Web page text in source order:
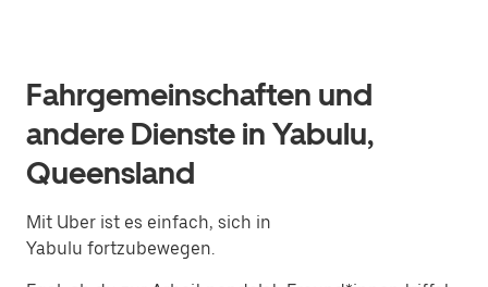
Fahrgemeinschaften und
andere Dienste in Yabulu,
Queensland
Mit Uber ist es einfach, sich in
Yabulu fortzubewegen.